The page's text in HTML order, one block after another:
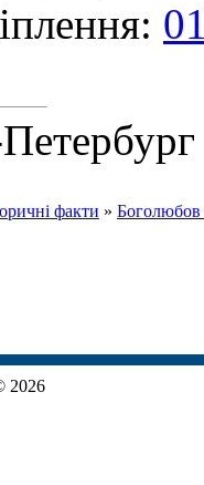
факти »
2026